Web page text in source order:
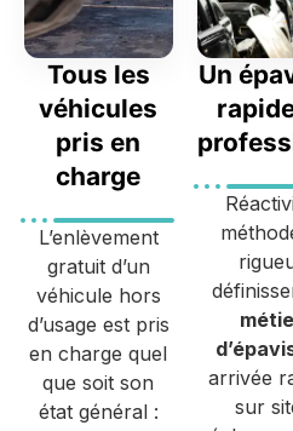
Tous les
véhicules
pris en
charge
L’enlèvement
gratuit d’un
véhicule hors
d’usage est pris
en charge quel
que soit son
état général :
Un
arrivée
sur